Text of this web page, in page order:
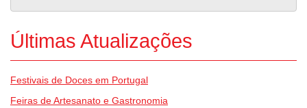
Últimas Atualizações
Festivais de Doces em Portugal
Feiras de Artesanato e Gastronomia